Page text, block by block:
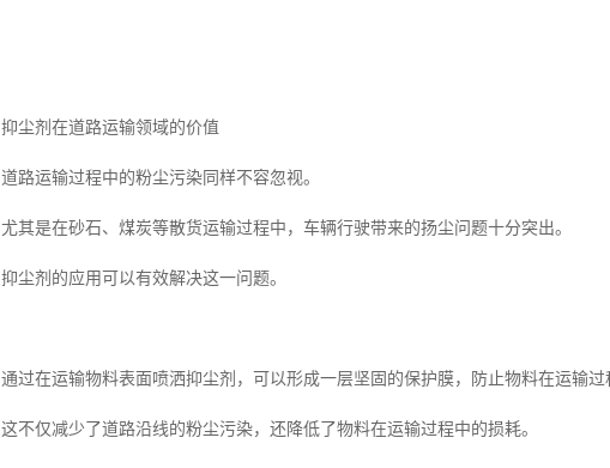
抑尘剂在道路运输领域的价值
道路运输过程中的粉尘污染同样不容忽视。
尤其是在砂石、煤炭等散货运输过程中，车辆行驶带来的扬尘问题十分突出。
抑尘剂的应用可以有效解决这一问题。
通过在运输物料表面喷洒抑尘剂，可以形成一层坚固的保护膜，防止物料在运输过
这不仅减少了道路沿线的粉尘污染，还降低了物料在运输过程中的损耗。